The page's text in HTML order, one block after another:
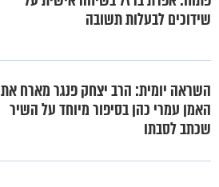
שידוכים לבעלות תשובה
השראה יומית: הרב יצחק פנגר מארח את
האמן עמרי כהן בסיפור מיוחד על השיר
שכתב לסבתו